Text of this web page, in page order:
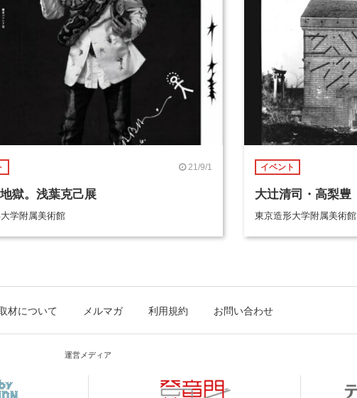
21/9/1
獄。浅葉克己展
学附属美術館
イベント
大辻清司・高梨豊
東京造形大学附属美術館
材について メルマガ 利用規約 お問い合わせ
運営メディア